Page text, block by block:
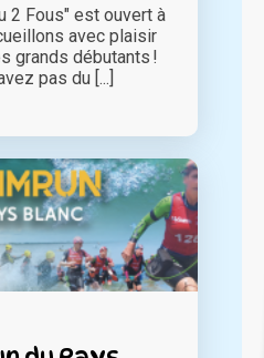
2 Fous" est ouvert à
avec plaisir
grands débutants !
pas du [...]